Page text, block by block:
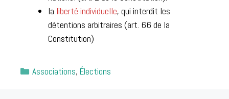
la liberté individuelle, qui interdit les
détentions arbitraires (art. 66 de la
Constitution)
Catégories
Associations,Élections